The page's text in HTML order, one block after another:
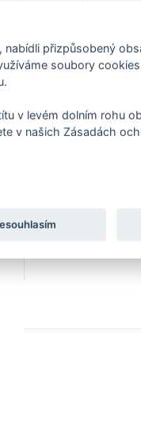
3 MM
3 mm
Dostatek
přizpůsobený
soubory
v levém dolním rohu
v našich Zásadách